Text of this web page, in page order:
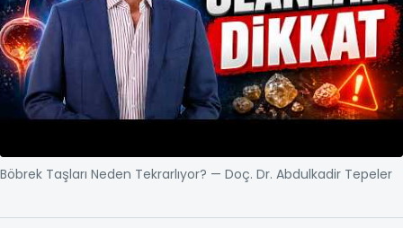
Böbrek Taşları Neden
Böbrek Taşları Neden Tekrarlıyor? — Doç. Dr. Abdulkadir Tepeler